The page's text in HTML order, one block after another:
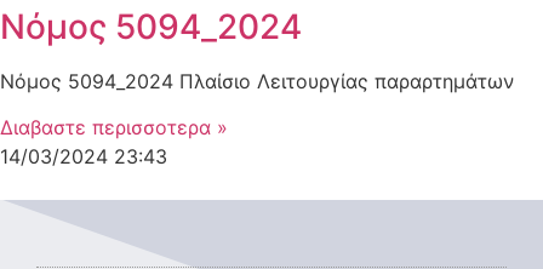
Νόμος 5094_2024
Νόμος 5094_2024 Πλαίσιο Λειτουργίας παραρτημάτων
Διαβαστε περισσοτερα »
14/03/2024 23:43